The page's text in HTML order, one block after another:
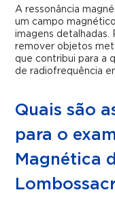
A ressonância
um campo
imagens detalhadas.
remover objetos
que contribui para a
de radiofrequência
Quais são
para o
Magnética